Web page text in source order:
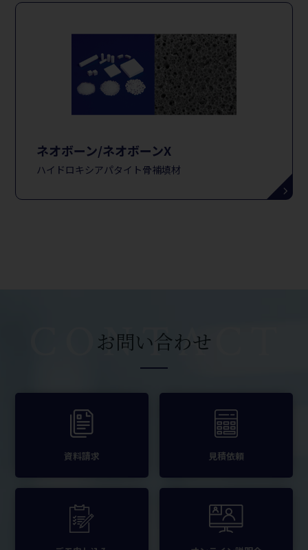
ネオボーン/ネオボーンX
ハイドロキシアパタイト骨補填材
お問い合わせ
資料請求 見積依頼